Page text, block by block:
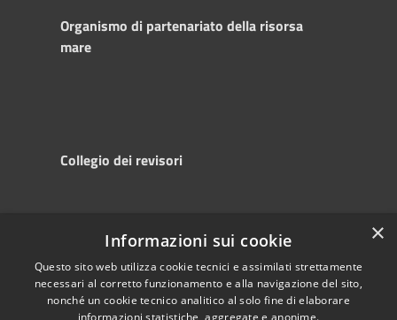
Organismo di partenariato della risorsa
mare
Collegio dei revisori
Accessibility
Privacy
Cookie
Copyright © 2025
Autorità di
Sistema Portuale
del Mare Adriatico
×
Informazioni sui cookie
Questo sito web utilizza cookie tecnici e assimilati strettamente
necessari al corretto funzionamento e alla navigazione del sito,
nonché un cookie tecnico analitico al solo fine di elaborare
informazioni statistiche, aggregate e anonime.